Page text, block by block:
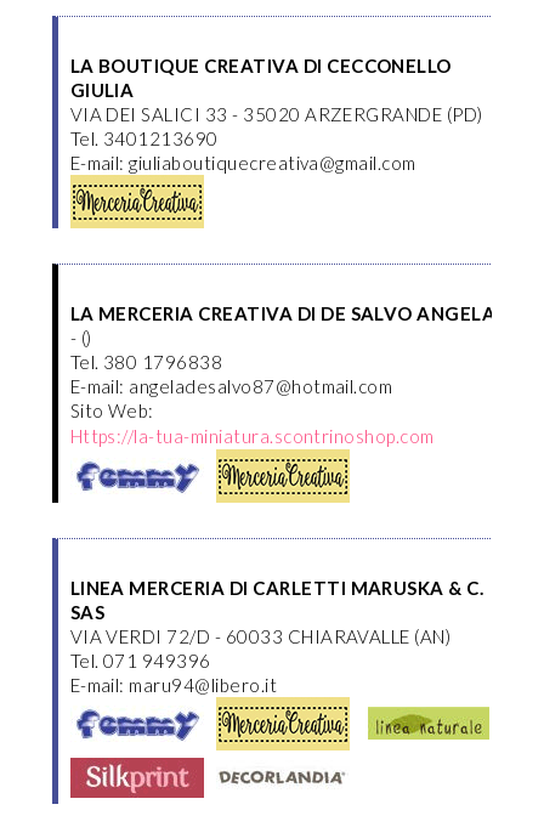
LA BOUTIQUE CREATIVA DI CECCONELLO
GIULIA
VIA DEI SALICI 33 - 35020 ARZERGRANDE (PD)
Tel. 3401213690
E-mail: giuliaboutiquecreativa@gmail.com
LA MERCERIA CREATIVA DI DE SALVO ANGELA
- ()
Tel. 380 1796838
E-mail: angeladesalvo87@hotmail.com
Sito Web:
Https://la-tua-miniatura.scontrinoshop.com
LINEA MERCERIA DI CARLETTI MARUSKA & C.
SAS
VIA VERDI 72/D - 60033 CHIARAVALLE (AN)
Tel. 071 949396
E-mail: maru94@libero.it